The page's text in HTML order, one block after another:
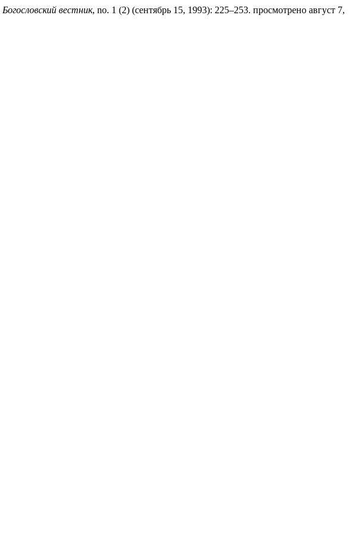
Богословский вестник, no. 1 (2) (сентябрь 15, 1993): 225–253. просмотрено август 7,